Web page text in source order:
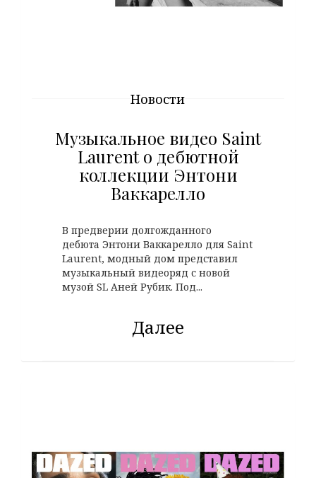
Новости
Музыкальное видео Saint
Laurent о дебютной
коллекции Энтони
Ваккарелло
В предверии долгожданного
дебюта Энтони Ваккарелло для Saint
Laurent, модный дом представил
музыкальный видеоряд с новой
музой SL Аней Рубик. Под...
Далее